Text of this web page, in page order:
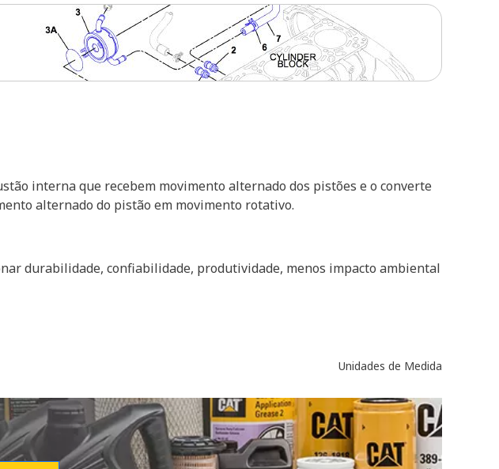
interna que recebem movimento alternado dos pistões e o converte
alternado do pistão em movimento rotativo.
durabilidade, confiabilidade, produtividade, menos impacto ambiental
Unidades de Medida